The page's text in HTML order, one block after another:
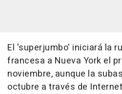
El 'superjumbo' iniciará la
francesa a Nueva York el
noviembre, aunque la
octubre a través de